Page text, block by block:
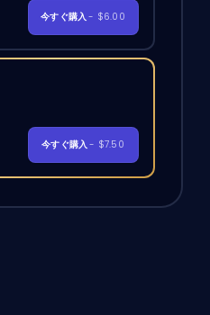
今すぐ購入- $6.00
今すぐ購入- $7.50